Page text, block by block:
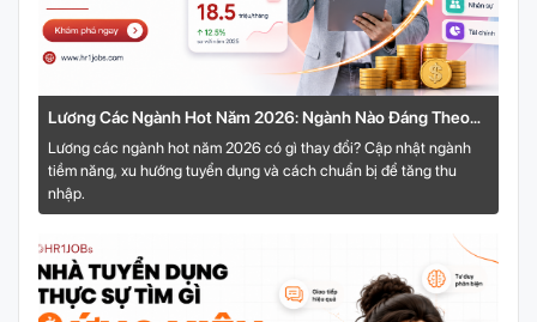
Lương Các Ngành Hot Năm 2026: Ngành Nào Đáng Theo
Đuổi Để Tăng Thu Nhập?
Lương các ngành hot năm 2026 có gì thay đổi? Cập nhật ngành
tiềm năng, xu hướng tuyển dụng và cách chuẩn bị để tăng thu
nhập.